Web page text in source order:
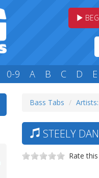
0-9 A B C D E
Bass Tabs
STEELY
Rate